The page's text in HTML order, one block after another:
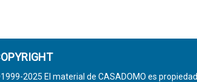
2025 El material de CASADOMO es propiedad